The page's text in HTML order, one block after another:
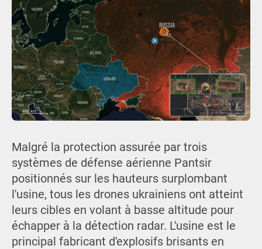
Malgré la protection assurée par trois
systèmes de défense aérienne Pantsir
positionnés sur les hauteurs surplombant
l'usine, tous les drones ukrainiens ont atteint
leurs cibles en volant à basse altitude pour
échapper à la détection radar. L'usine est le
principal fabricant d'explosifs brisants en